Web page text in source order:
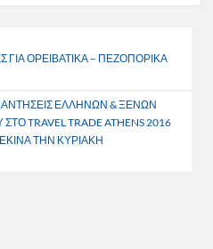
ΟΡΕΙΒΑΤΙΚΑ – ΠΕΖΟΠΟΡΙΚΑ
ΕΛΛΗΝΩΝ & ΞΕΝΩΝ
TRAVEL TRADE ATHENS 2016
ΤΗΝ ΚΥΡΙΑΚΗ